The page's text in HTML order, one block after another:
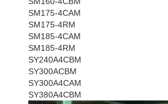
SM175-4CAM
SM175-4RM
SM185-4CAM
SM185-4RM
SY240A4CBM
SY300ACBM
SY300A4CAM
SY380A4CBM